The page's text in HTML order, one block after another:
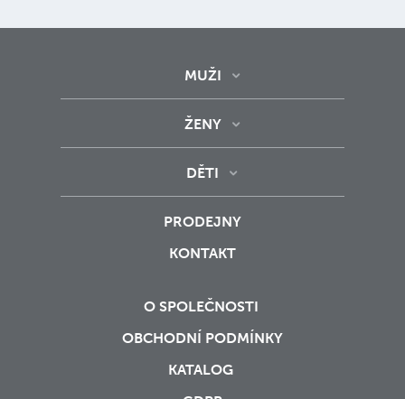
MUŽI
ŽENY
DĚTI
PRODEJNY
KONTAKT
O SPOLEČNOSTI
OBCHODNÍ PODMÍNKY
KATALOG